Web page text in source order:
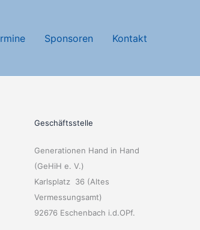
Sponsoren Kontakt
Geschäftsstelle
Generationen Hand in Hand
(GeHiH e. V.)
Karlsplatz 36 (Altes
Vermessungsamt)
92676 Eschenbach i.d.OPf.